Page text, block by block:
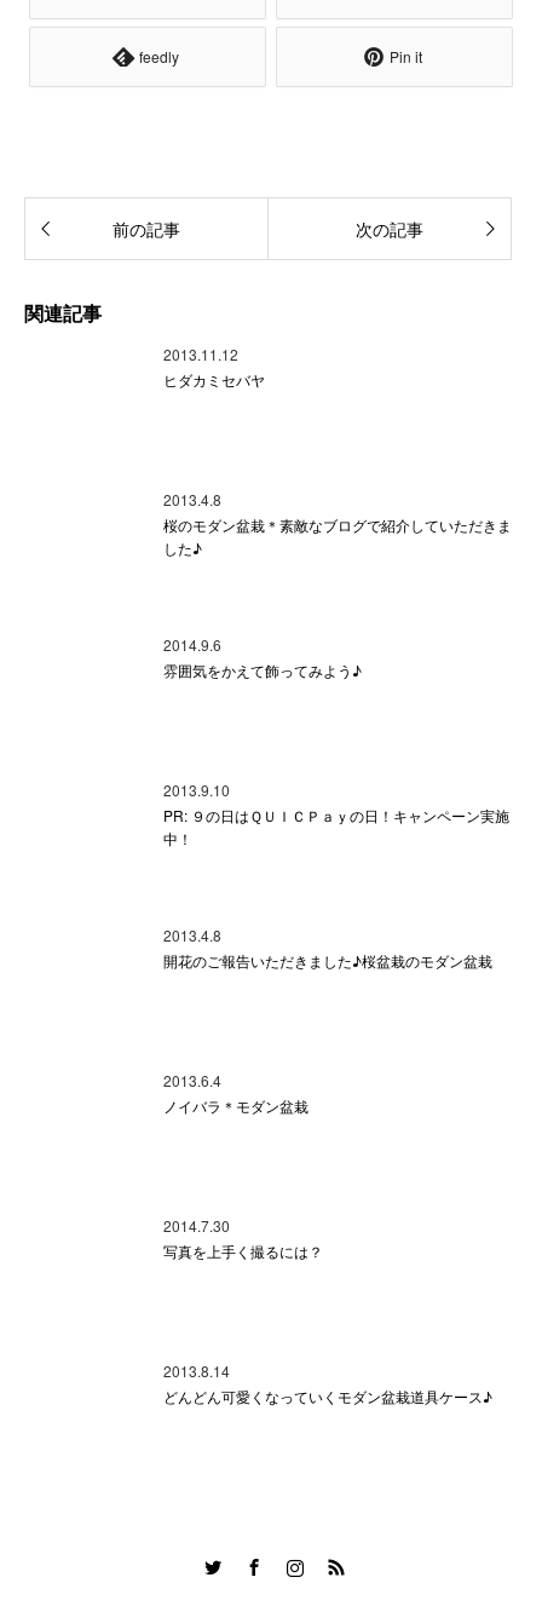
feedly Pin it
前の記事 次の記事
関連記事
2013.11.12
ヒダカミセバヤ
2013.4.8
桜のモダン盆栽＊素敵なブログで紹介していただきま
した♪
2014.9.6
雰囲気をかえて飾ってみよう♪
2013.9.10
PR: ９の日はＱＵＩＣＰａｙの日！キャンペーン実施
中！
2013.4.8
開花のご報告いただきました♪桜盆栽のモダン盆栽
2013.6.4
ノイバラ＊モダン盆栽
2014.7.30
写真を上手く撮るには？
2013.8.14
どんどん可愛くなっていくモダン盆栽道具ケース♪